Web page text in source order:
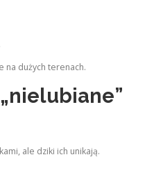
na dużych terenach.
ale dziki ich unikają.